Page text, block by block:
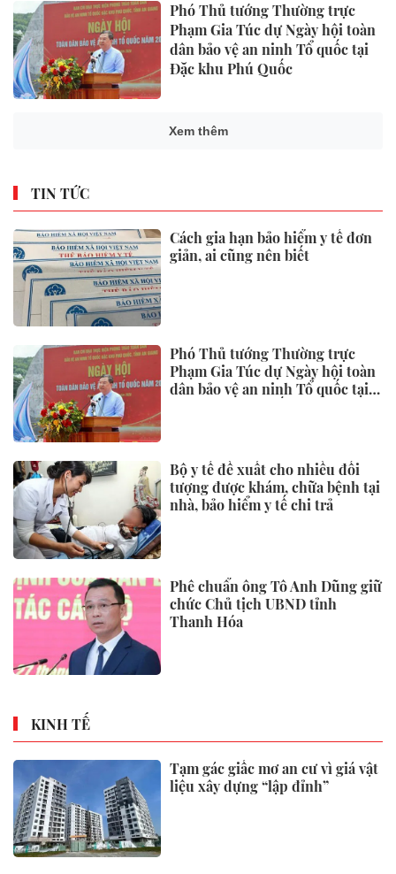
Phó Thủ tướng Thường trực
Phạm Gia Túc dự Ngày hội toàn
dân bảo vệ an ninh Tổ quốc tại
Đặc khu Phú Quốc
Xem thêm
TIN TỨC
Cách gia hạn bảo hiểm y tế đơn
giản, ai cũng nên biết
Phó Thủ tướng Thường trực
Phạm Gia Túc dự Ngày hội toàn
dân bảo vệ an ninh Tổ quốc tại
Bộ y tế đề xuất cho nhiều đối
tượng được khám, chữa bệnh tại
nhà, bảo hiểm y tế chi trả
Phê chuẩn ông Tô Anh Dũng giữ
chức Chủ tịch UBND tỉnh
Thanh Hóa
KINH TẾ
Tạm gác giấc mơ an cư vì giá vật
liệu xây dựng “lập đỉnh”